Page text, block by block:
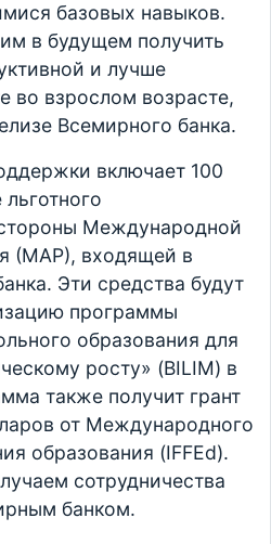
базовых навыков.
в будущем получить
и лучше
во взрослом возрасте,
Всемирного банка.
включает 100
Международной
(МАР), входящей в
Эти средства будут
программы
образования для
росту» (BILIM) в
также получит грант
от Международного
образования (IFFEd).
сотрудничества
банком.